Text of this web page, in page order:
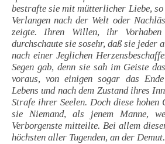
bestrafte sie mit mütterlicher Liebe,
Verlangen nach der Welt oder
zeigte. Ihren Willen, ihr
durchschaute sie sosehr, daß sie jeder
nach einer Jeglichen
Segen gab, denn sie sah im Geiste
voraus, von einigen sogar das
Lebens und nach dem Zustand ihres
Strafe ihrer Seelen. Doch diese hohen
sie Niemand, als jenem Manne,
Verborgenste mitteilte. Bei allem
höchsten aller Tugenden, an der